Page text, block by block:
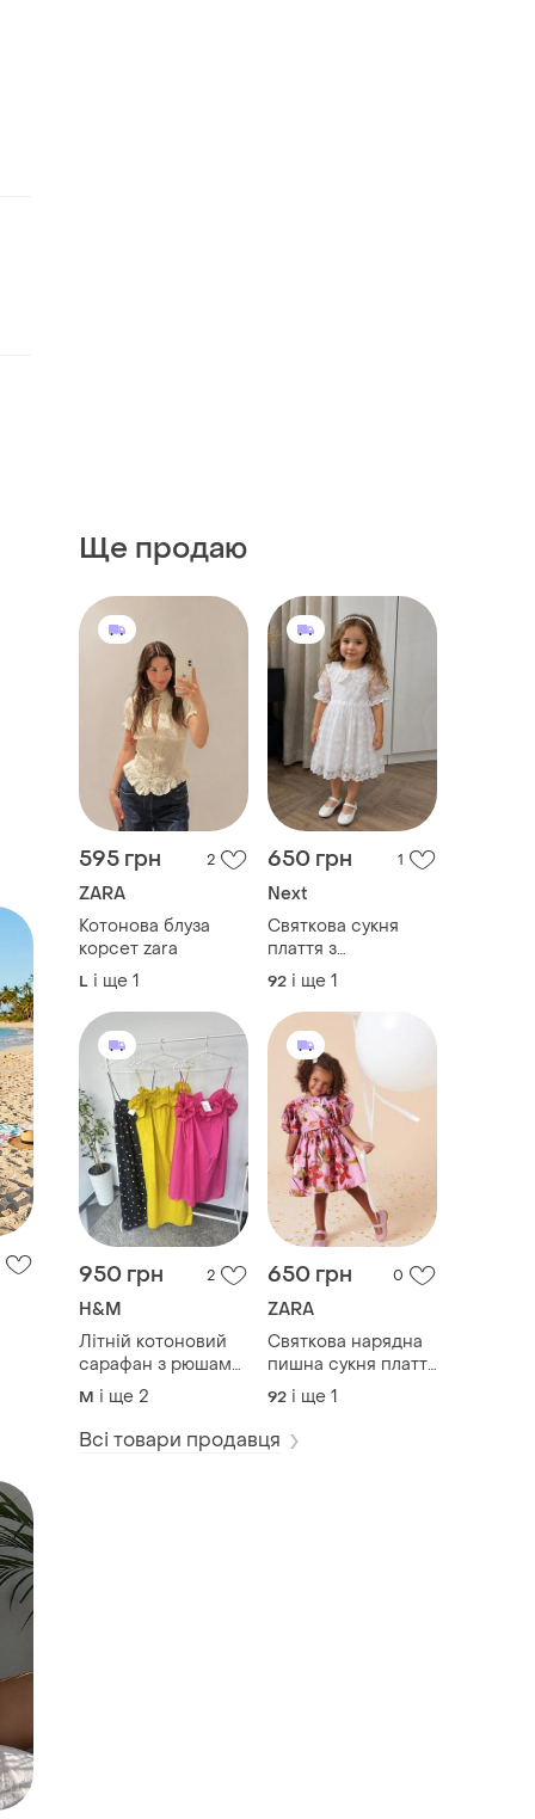
Ще продаю
595 грн 2
ZARA
Котонова блуза
корсет zara
L і ще 1
650 грн 1
Next
Святкова сукня
плаття з
мереживом next
92 і ще 1
950 грн 2
H&M
Літній котоновий
сарафан з рюшами
вільного крою
обʼємний h&m
M і ще 2
650 грн 0
ZARA
Святкова нарядна
пишна сукня плаття
з бантом в квіти
nexr
92 і ще 1
Всі товари продавця